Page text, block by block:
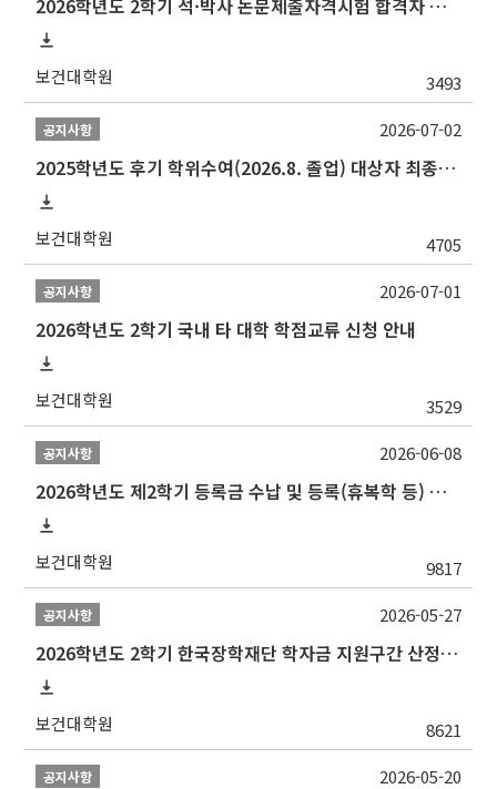
보건대학원 3493
공지사항
2025학년도 후기 학위수여(2026.8. 졸업) 대상자 최종인준 논문 제출 안내
보건대학원 4705
2026-07-02
공지사항
2026학년도 2학기 국내 타 대학 학점교류 신청 안내
보건대학원 3529
2026-07-01
공지사항
2026학년도 제2학기 등록금 수납 및 등록(휴복학 등) 일정 안내
보건대학원 9817
2026-06-08
공지사항
2026학년도 2학기 한국장학재단 학자금 지원구간 산정 신청 안내
보건대학원 8621
2026-05-27
공지사항 2026-05-20